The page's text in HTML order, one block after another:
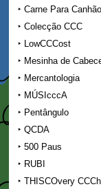
Carne Para Canhão
Colecção CCC
LowCCCost
Mesinha de
Mercantologia
MÚSIcccA
Pentângulo
QCDA
500 Paus
RUBI
THISCOvery